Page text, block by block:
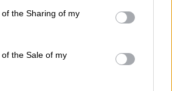
or usage behaviour. You may click to
to Google and its third-party tags to
specified purposes in below Google
the Sharing of my
the Sale of my
ενέργειας και
από 50%», δήλωσε ο
και στο φυσικό αέριο